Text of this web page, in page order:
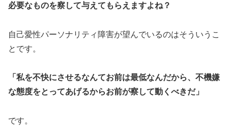
必要なものを察して与えてもらえますよね？
自己愛性パーソナリティ障害が望んでいるのはそういうこ
とです。
「私を不快にさせるなんてお前は最低なんだから、不機嫌
な態度をとってあげるからお前が察して動くべきだ」
です。